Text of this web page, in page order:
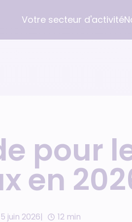
Votre secteur d'activité
pour
en
juin 2026 12 min